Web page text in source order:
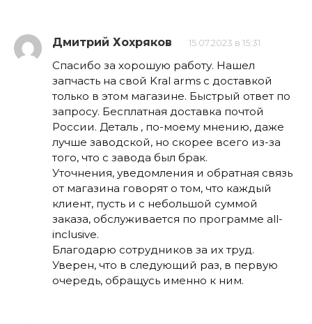
Дмитрий Хохряков 15.07.2023 в 15:31
Спасибо за хорошую работу. Нашел
запчасть на свой Kral arms с доставкой
только в этом магазине. Быстрый ответ по
запросу. Бесплатная доставка почтой
России. Деталь , по-моему мнению, даже
лучше заводской, но скорее всего из-за
того, что с завода был брак.
Уточнения, уведомления и обратная связь
от магазина говорят о том, что каждый
клиент, пусть и с небольшой суммой
заказа, обслуживается по программе all-
inclusive.
Благодарю сотрудников за их труд.
Уверен, что в следующий раз, в первую
очередь, обращусь именно к ним.